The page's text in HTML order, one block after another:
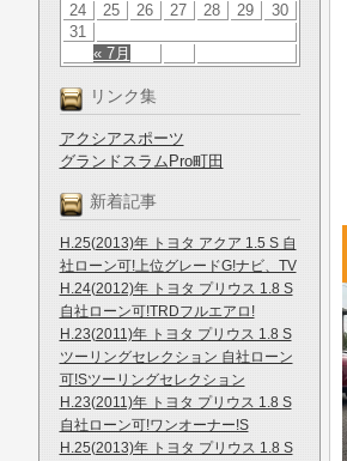
« 7月
24
25 26 27 28 29
30
31
リンク集
アクシアスポーツ
グランドスラムPro町田
新着記事
H.25(2013)年 トヨタ アクア 1.5 S 自
社ローン可!上位グレードG!ナビ、TV
H.24(2012)年 トヨタ プリウス 1.8 S
自社ローン可!TRDフルエアロ!
H.23(2011)年 トヨタ プリウス 1.8 S
ツーリングセレクション 自社ローン
可!Sツーリングセレクション
H.23(2011)年 トヨタ プリウス 1.8 S
自社ローン可!ワンオーナー!S
H.25(2013)年 トヨタ プリウス 1.8 S